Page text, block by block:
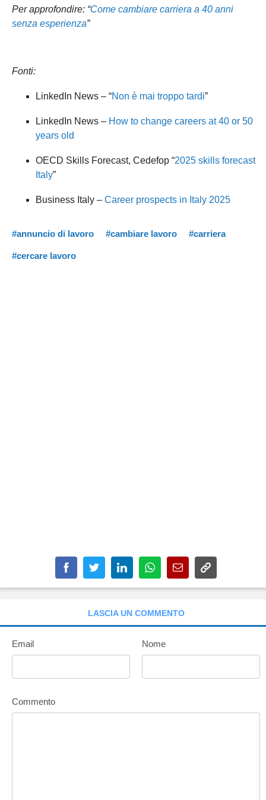
Per approfondire: “Come cambiare carriera a 40 anni
senza esperienza”
Fonti:
LinkedIn News – “Non è mai troppo tardi”
LinkedIn News – How to change careers at 40 or 50
years old
OECD Skills Forecast, Cedefop “2025 skills forecast
Italy”
Business Italy – Career prospects in Italy 2025
#annuncio di lavoro #cambiare lavoro #carriera
#cercare lavoro
LASCIA UN COMMENTO
Email Nome
Commento